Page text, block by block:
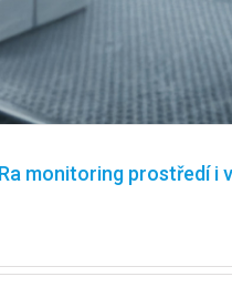
monitoring prostředí i